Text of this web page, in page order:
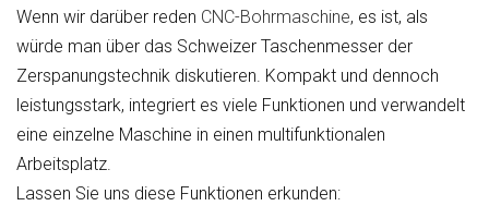
Wenn wir darüber reden CNC-Bohrmaschine, es ist, als
würde man über das Schweizer Taschenmesser der
Zerspanungstechnik diskutieren. Kompakt und dennoch
leistungsstark, integriert es viele Funktionen und verwandelt
eine einzelne Maschine in einen multifunktionalen
Arbeitsplatz.
Lassen Sie uns diese Funktionen erkunden: